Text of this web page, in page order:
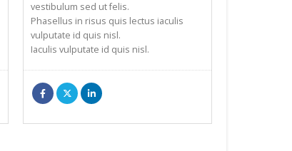
vestibulum sed ut felis.
Phasellus in risus quis lectus iaculis
vulputate id quis nisl.
Iaculis vulputate id quis nisl.